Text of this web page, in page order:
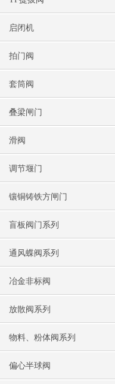
启闭机
拍门阀
套筒阀
叠梁闸门
滑阀
调节堰门
镶铜铸铁方闸门
盲板阀门系列
通风蝶阀系列
冶金非标阀
放散阀系列
物料、粉体阀系列
偏心半球阀